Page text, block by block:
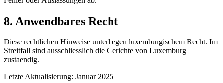
8. Anwendbares Recht
Diese rechtlichen Hinweise unterliegen luxemburgischem Recht. Im
Streitfall sind ausschliesslich die Gerichte von Luxemburg
zustaendig.
Letzte Aktualisierung: Januar 2025